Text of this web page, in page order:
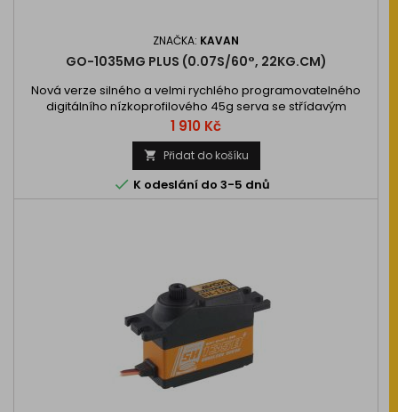
ZNAČKA: KAVAN
GO-1035MG PLUS (0.07S/60°, 22KG.CM)
Nová verze silného a velmi rychlého programovatelného
digitálního nízkoprofilového 45g serva se střídavým
(brushless) motorem, titanovými převody a rozsahem
napájecího napětí 4,8–8,4V, 2×BB, ideální…
Cena
1 910 Kč
 Přidat do košíku
 K odeslání do 3-5 dnů